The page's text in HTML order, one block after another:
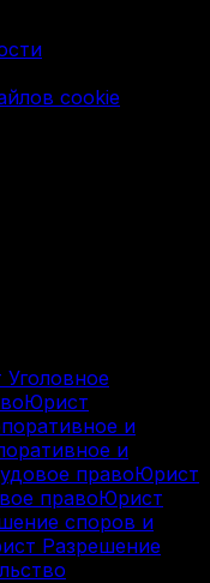
cookie
Юрист
и
и
правоЮрист
правоЮрист
споров и
Разрешение